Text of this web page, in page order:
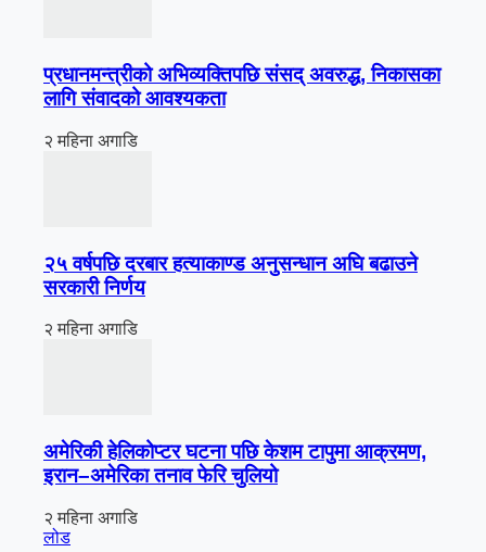
प्रधानमन्त्रीको अभिव्यक्तिपछि संसद् अवरुद्ध, निकासका
लागि संवादको आवश्यकता
२ महिना अगाडि
२५ वर्षपछि दरबार हत्याकाण्ड अनुसन्धान अघि बढाउने
सरकारी निर्णय
२ महिना अगाडि
अमेरिकी हेलिकोप्टर घटना पछि केशम टापुमा आक्रमण,
इरान–अमेरिका तनाव फेरि चुलियो
२ महिना अगाडि
लोड